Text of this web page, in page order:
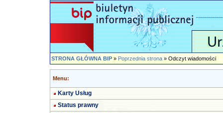
STRONA GŁÓWNA BIP»Poprzednia strona» Odczyt wiadomości
Menu:
Karty Usług
Status prawny